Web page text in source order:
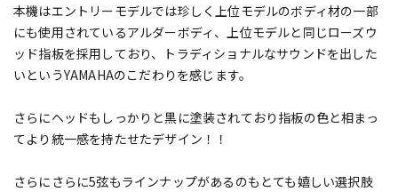
本機はエントリーモデルでは珍しく上位モデルのボディ材の一部
にも使用されているアルダーボディ、上位モデルと同じローズウ
ッド指板を採用しており、トラディショナルなサウンドを出した
いというYAMAHAのこだわりを感じます。
さらにヘッドもしっかりと黒に塗装されており指板の色と相まっ
てより統一感を持たせたデザイン！！
さらにさらに5弦もラインナップがあるのもとても嬉しい選択肢